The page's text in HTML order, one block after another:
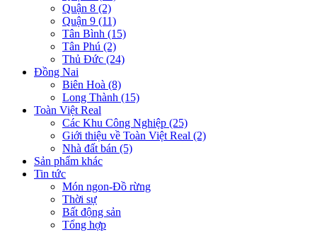
Quận 8 (2)
Quận 9 (11)
Tân Bình (15)
Tân Phú (2)
Thủ Đức (24)
Đồng Nai
Biên Hoà (8)
Long Thành (15)
Toàn Việt Real
Các Khu Công Nghiệp (25)
Giới thiệu về Toàn Việt Real (2)
Nhà đất bán (5)
Sản phẩm khác
Tin tức
Món ngon-Đồ rừng
Thời sự
Bất động sản
Tổng hợp